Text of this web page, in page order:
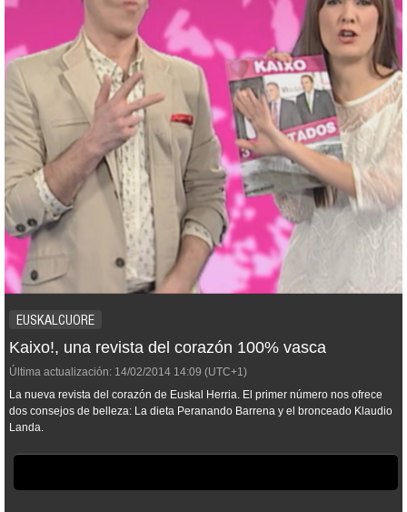
EUSKALCUORE
Kaixo!, una revista del corazón 100% vasca
Última actualización: 14/02/2014 14:09 (UTC+1)
La nueva revista del corazón de Euskal Herria. El primer número nos ofrece
dos consejos de belleza: La dieta Peranando Barrena y el bronceado Klaudio
Landa.